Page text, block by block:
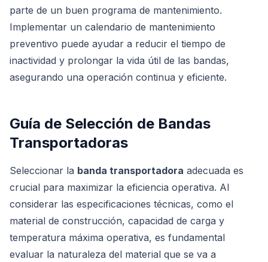
parte de un buen programa de mantenimiento.
Implementar un calendario de mantenimiento
preventivo puede ayudar a reducir el tiempo de
inactividad y prolongar la vida útil de las bandas,
asegurando una operación continua y eficiente.
Guía de Selección de Bandas
Transportadoras
Seleccionar la banda transportadora adecuada es
crucial para maximizar la eficiencia operativa. Al
considerar las especificaciones técnicas, como el
material de construcción, capacidad de carga y
temperatura máxima operativa, es fundamental
evaluar la naturaleza del material que se va a